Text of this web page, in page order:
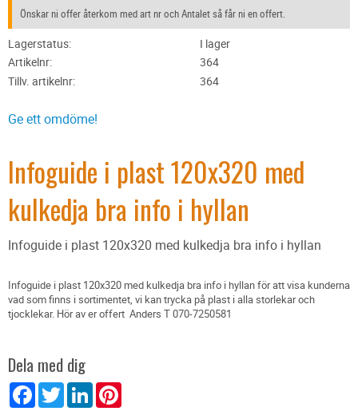
Önskar ni offer återkom med art nr och Antalet så får ni en offert.
Lagerstatus
I lager
Artikelnr
364
Tillv. artikelnr
364
Ge ett omdöme!
Infoguide i plast 120x320 med
kulkedja bra info i hyllan
Infoguide i plast 120x320 med kulkedja bra info i hyllan
Infoguide i plast 120x320 med kulkedja bra info i hyllan för att visa kunderna
vad som finns i sortimentet, vi kan trycka på plast i alla storlekar och
tjocklekar. Hör av er offert Anders T 070-7250581
Dela med dig
FacebookTwitter LinkedIn